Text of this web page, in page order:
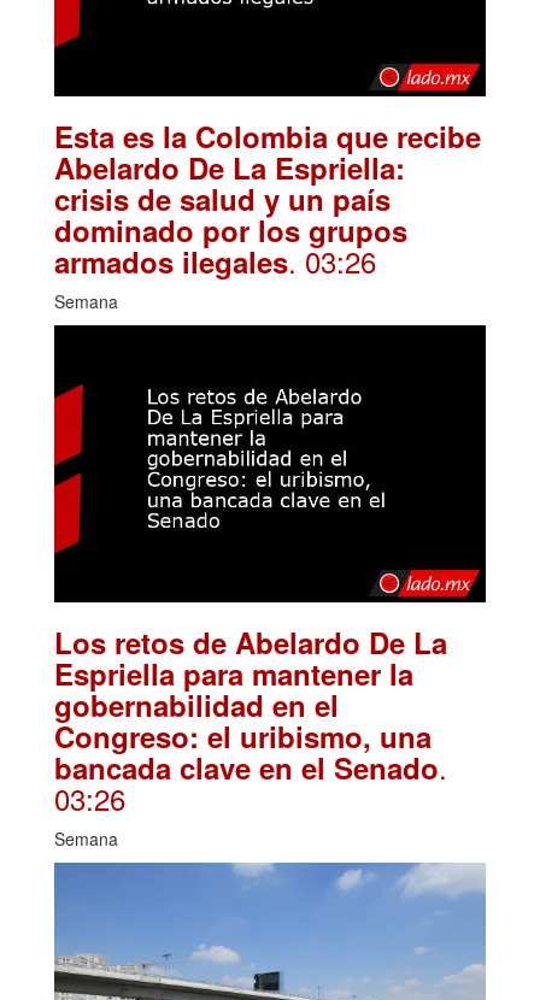
Esta es la Colombia que recibe
Abelardo De La Espriella:
crisis de salud y un país
dominado por los grupos
armados ilegales. 03:26
Semana
Los retos de Abelardo De La
Espriella para mantener la
gobernabilidad en el
Congreso: el uribismo, una
bancada clave en el Senado.
03:26
Semana